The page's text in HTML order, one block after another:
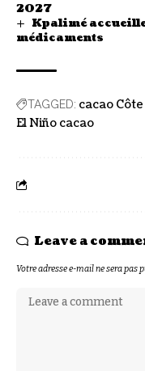
2027
Kpalimé
médicaments
TAGGED: cacao
El Niño cacao
Leave a
Votre adresse e-mail ne sera pas